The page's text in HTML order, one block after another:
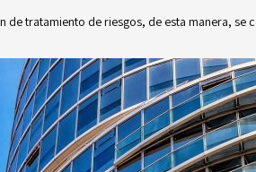
detratamiento de riesgos, de esta manera, se